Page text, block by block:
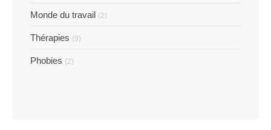
Monde du travail (2)
Thérapies (9)
Phobies (2)